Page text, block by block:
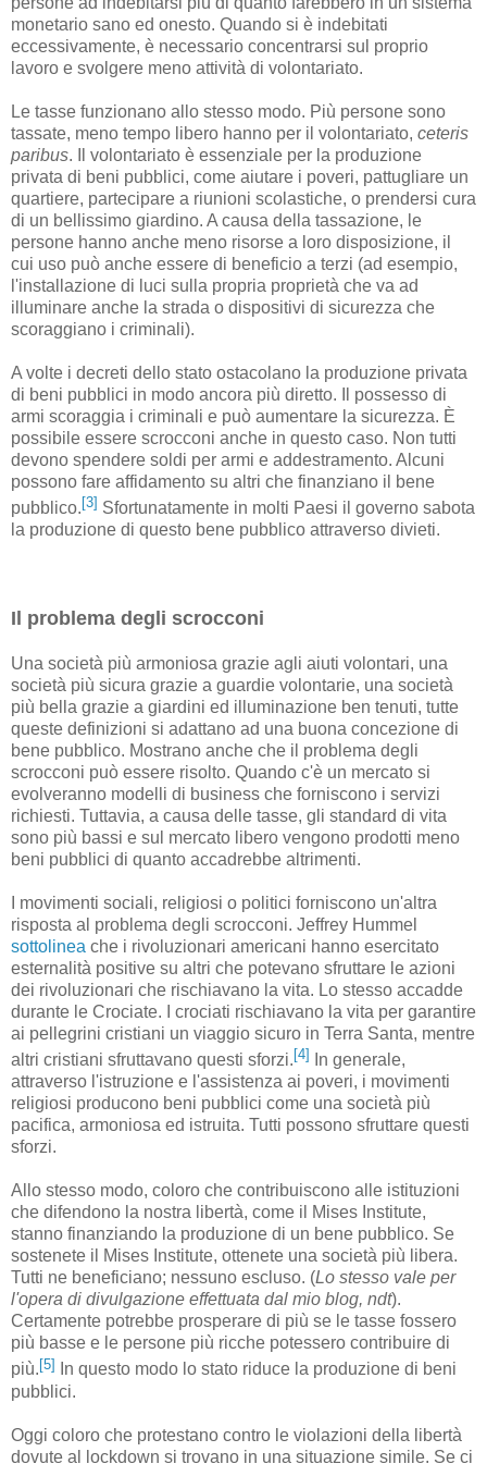
monetario sano ed onesto. Quando si è indebitati
eccessivamente, è necessario concentrarsi sul proprio
lavoro e svolgere meno attività di volontariato.
Le tasse funzionano allo stesso modo. Più persone sono
tassate, meno tempo libero hanno per il volontariato, ceteris
paribus. Il volontariato è essenziale per la produzione
privata di beni pubblici, come aiutare i poveri, pattugliare un
quartiere, partecipare a riunioni scolastiche, o prendersi cura
di un bellissimo giardino. A causa della tassazione, le
persone hanno anche meno risorse a loro disposizione, il
cui uso può anche essere di beneficio a terzi (ad esempio,
l'installazione di luci sulla propria proprietà che va ad
illuminare anche la strada o dispositivi di sicurezza che
scoraggiano i criminali).
A volte i decreti dello stato ostacolano la produzione privata
di beni pubblici in modo ancora più diretto. Il possesso di
armi scoraggia i criminali e può aumentare la sicurezza. È
possibile essere scrocconi anche in questo caso. Non tutti
devono spendere soldi per armi e addestramento. Alcuni
possono fare affidamento su altri che finanziano il bene
pubblico.[3] Sfortunatamente in molti Paesi il governo sabota
la produzione di questo bene pubblico attraverso divieti.
Il problema degli scrocconi
Una società più armoniosa grazie agli aiuti volontari, una
società più sicura grazie a guardie volontarie, una società
più bella grazie a giardini ed illuminazione ben tenuti, tutte
queste definizioni si adattano ad una buona concezione di
bene pubblico. Mostrano anche che il problema degli
scrocconi può essere risolto. Quando c'è un mercato si
evolveranno modelli di business che forniscono i servizi
richiesti. Tuttavia, a causa delle tasse, gli standard di vita
sono più bassi e sul mercato libero vengono prodotti meno
beni pubblici di quanto accadrebbe altrimenti.
I movimenti sociali, religiosi o politici forniscono un'altra
risposta al problema degli scrocconi. Jeffrey Hummel
sottolinea che i rivoluzionari americani hanno esercitato
esternalità positive su altri che potevano sfruttare le azioni
dei rivoluzionari che rischiavano la vita. Lo stesso accadde
durante le Crociate. I crociati rischiavano la vita per garantire
ai pellegrini cristiani un viaggio sicuro in Terra Santa, mentre
altri cristiani sfruttavano questi sforzi. [4]
In generale,
attraverso l'istruzione e l'assistenza ai poveri, i movimenti
religiosi producono beni pubblici come una società più
pacifica, armoniosa ed istruita. Tutti possono sfruttare questi
sforzi.
Allo stesso modo, coloro che contribuiscono alle istituzioni
che difendono la nostra libertà, come il Mises Institute,
stanno finanziando la produzione di un bene pubblico. Se
sostenete il Mises Institute, ottenete una società più libera.
Tutti ne beneficiano; nessuno escluso. (Lo stesso vale per
l'opera di divulgazione effettuata dal mio blog, ndt).
Certamente potrebbe prosperare di più se le tasse fossero
più basse e le persone più ricche potessero contribuire di
più.[5]
In questo modo lo stato riduce la produzione di beni
pubblici.
Oggi coloro che protestano contro le violazioni della libertà
dovute al lockdown si trovano in una situazione simile. Se ci